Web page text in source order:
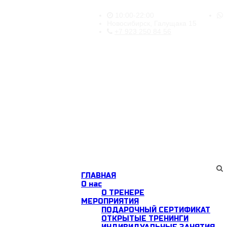
ГЛАВНАЯ
О нас
О ТРЕНЕРЕ
МЕРОПРИЯТИЯ
ПОДАРОЧНЫЙ СЕРТИФИКАТ
ОТКРЫТЫЕ ТРЕНИНГИ